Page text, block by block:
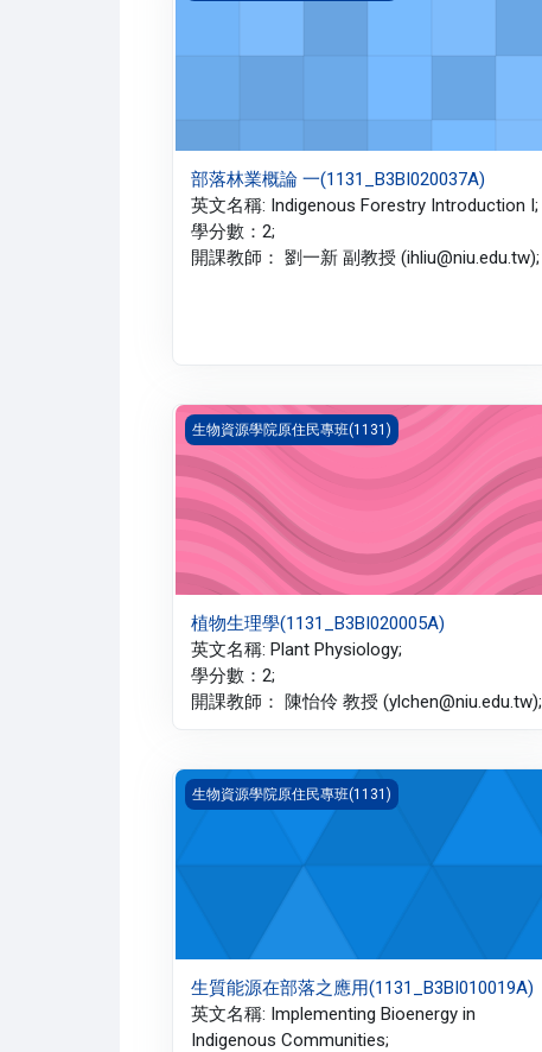
部落林業概論 一(1131_B3BI020037A)
英文名稱: Indigenous Forestry Introduction I;
學分數：2;
開課教師： 劉一新 副教授 (ihliu@niu.edu.tw);
植物生理學(1131_B3BI020005A)
生物資源學院原住民專班(1131)
植物生理學(1131_B3BI020005A)
英文名稱: Plant Physiology;
學分數：2;
開課教師： 陳怡伶 教授 (ylchen@niu.edu.tw);
生質能源在部落之應用(1131_B3BI010019A)
生物資源學院原住民專班(1131)
生質能源在部落之應用(1131_B3BI010019A)
英文名稱: Implementing Bioenergy in
Indigenous Communities;